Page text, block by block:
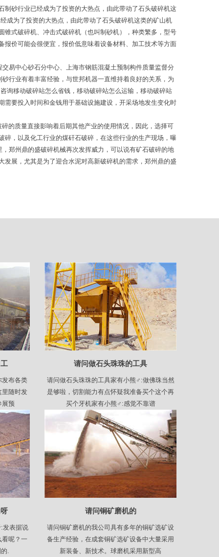
砂行业已经成为了投资的大热点，由此带动了石头破碎机这
成为了投资的大热点，由此带动了石头破碎机这类的矿山机
式破碎机、冲击式破碎机（也叫制砂机），种类繁多，型号
价可能会很便宜，报价低意味着设备材料、加工技术等方面
易中心砂石分中心、上海市钢筋混凝土预制构件质量监督分
行业有着丰富经验，与世邦机器一直维持着良好的关系，为
询移动破碎站怎么省钱，移动破碎站怎么运输，移动破碎站
要投入时间和金钱用于基础设施建设，开采场地发生变化时
的质量直接影响着后期其他产业的使用情况，因此，选择可
，以及化工行业的煤矸石破碎，在这些行业的生产现场，曝
郑州鼎的盛破碎机械再次发挥威力，可以说有矿石破碎的地
展，尤其是为了迎合水泥对高新破碎机的需求，郑州鼎的盛
发布各类
里随时发
展预
请问做石头珠珠的工具
请问做石头珠珠的工具家有小熊♂:做佛珠当然
是够啦，切割能力有点怀疑我准备买个这个再
买个牙机家有小熊♂:感觉不靠谱
发表据说
呢？一
.
请问铜矿磨机的
请问铜矿磨机的我公司具有多年的铜矿选矿设
备生产经验，在成套铜矿选矿设备中大量采用
新装备、新技术。球磨机采用新型高